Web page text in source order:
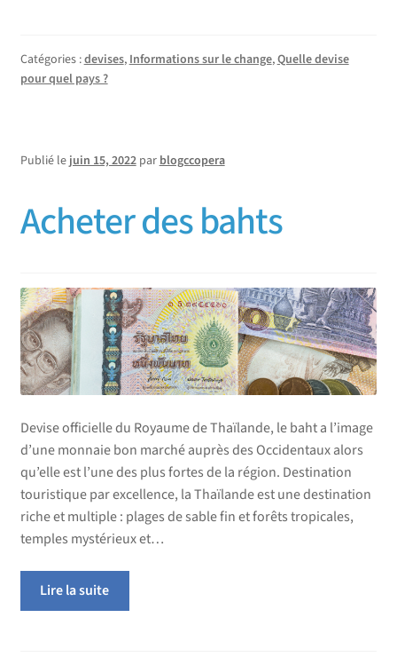
Catégories :devises,Informations sur le change,Quelle devise
pour quel pays ?
Publié le juin 15, 2022 par blogccopera
Acheter des bahts
Devise officielle du Royaume de Thaïlande, le baht a l’image
d’une monnaie bon marché auprès des Occidentaux alors
qu’elle est l’une des plus fortes de la région. Destination
touristique par excellence, la Thaïlande est une destination
riche et multiple : plages de sable fin et forêts tropicales,
temples mystérieux et…
Lire la suite